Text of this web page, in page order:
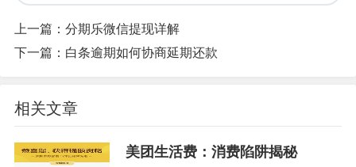
上一篇： 分期乐微信提现详解
下一篇： 白条逾期如何协商延期还款
相关文章
美团生活费：消费陷阱揭秘